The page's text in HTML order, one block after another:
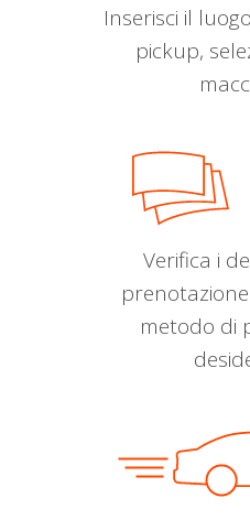
Inserisci il
pickup,
Verifica i
metodo di